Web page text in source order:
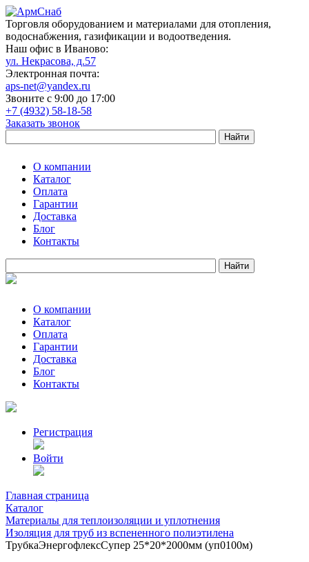
Торговля оборудованием и материалами для отопления,
водоснабжения, газификации и водоотведения.
Наш офис в Иваново:
ул. Некрасова, д.57
Электронная почта:
aps-net@yandex.ru
Звоните с 9:00 до 17:00
+7 (4932) 58-18-58
Заказать звонок
О компании
Каталог
Оплата
Гарантии
Доставка
Блог
Контакты
О компании
Каталог
Оплата
Гарантии
Доставка
Блог
Контакты
Регистрация
Войти
Главная страница
Каталог
Материалы для теплоизоляции и уплотнения
Изоляция для труб из вспененного полиэтилена
ТрубкаЭнергофлексСупер 25*20*2000мм (уп0100м)